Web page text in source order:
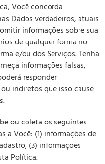
Você concorda
Dados verdadeiros, atuais
informações sobre sua
de qualquer forma no
e/ou dos Serviços. Tenha
informações falsas,
responder
indiretos que isso cause
ou coleta os seguintes
a Você: (1) informações de
(3) informações
Política.